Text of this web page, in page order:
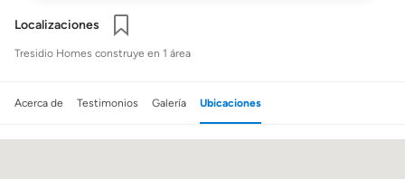
Localizaciones
Tresidio Homes construye en 1 área
Acerca de Testimonios Galería Ubicaciones